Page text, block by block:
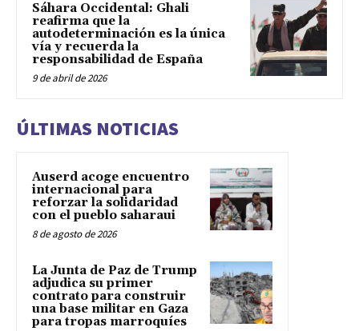
Sáhara Occidental: Ghali
reafirma que la
autodeterminación es la única
vía y recuerda la
responsabilidad de España
9 de abril de 2026
ÚLTIMAS NOTICIAS
Auserd acoge encuentro
internacional para
reforzar la solidaridad
con el pueblo saharaui
8 de agosto de 2026
La Junta de Paz de Trump
adjudica su primer
contrato para construir
una base militar en Gaza
para tropas marroquíes